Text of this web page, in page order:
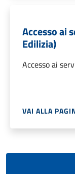
Accesso ai
Edilizia)
Accesso ai
VAI ALLA